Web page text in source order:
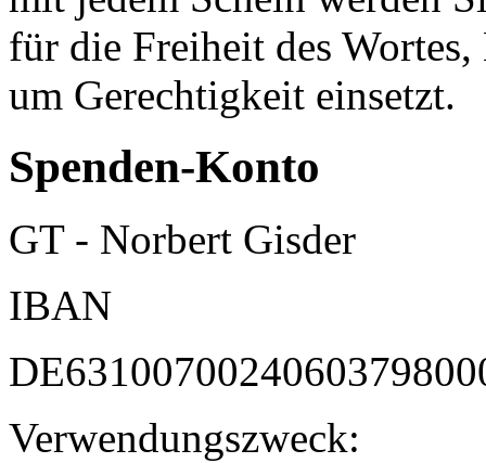
für die Freiheit des
um Gerechtigkeit einsetzt.
Spenden-Konto
GT - Norbert Gisder
IBAN
Verwendungszweck: